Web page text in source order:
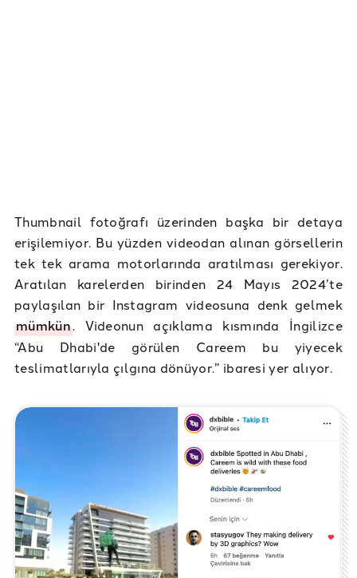
Thumbnail fotoğrafı üzerinden başka bir detaya
erişilemiyor. Bu yüzden videodan alınan görsellerin
tek tek arama motorlarında aratılması gerekiyor.
Aratılan karelerden birinden 24 Mayıs 2024’te
paylaşılan bir Instagram videosuna denk gelmek
mümkün. Videonun açıklama kısmında İngilizce
“Abu Dhabi'de görülen Careem bu yiyecek
teslimatlarıyla çılgına dönüyor.” ibaresi yer alıyor.